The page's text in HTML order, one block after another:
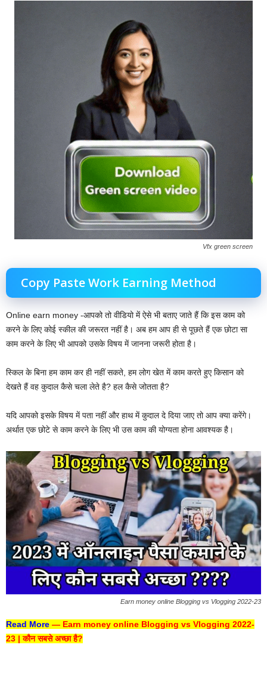
Vfx green screen
Copy Paste Work Earning Method
Online earn money -आपको तो वीडियो में ऐसे भी बताए जाते हैं कि इस काम को
करने के लिए कोई स्कील की जरूरत नहीं है। अब हम आप ही से पूछते हैं एक छोटा सा
काम करने के लिए भी आपको उसके विषय में जानना जरूरी होता है।
स्किल के बिना हम काम कर ही नहीं सकते, हम लोग खेत में काम करते हुए किसान को
देखते हैं वह कुदाल कैसे चला लेते है? हल कैसे जोतता है?
यदि आपको इसके विषय में पता नहीं और हाथ में कुदाल दे दिया जाए तो आप क्या करेंगे।
अर्थात एक छोटे से काम करने के लिए भी उस काम की योग्यता होना आवश्यक है।
Earn money online Blogging vs Vlogging 2022-23
Read More — Earn money online Blogging vs Vlogging 2022-
23 | कौन सबसे अच्छा है?